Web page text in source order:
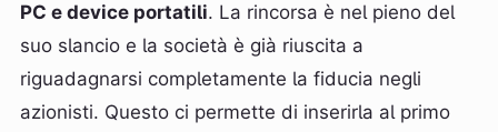
PC e device portatili. La rincorsa è nel pieno del
suo slancio e la società è già riuscita a
riguadagnarsi completamente la fiducia negli
azionisti. Questo ci permette di inserirla al primo